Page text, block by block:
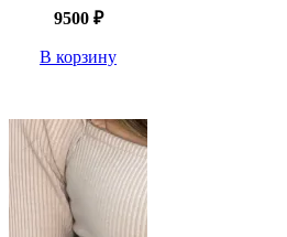
9500 ₽
В корзину